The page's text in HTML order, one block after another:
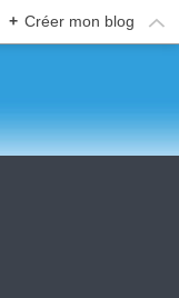
+ Créer mon blog